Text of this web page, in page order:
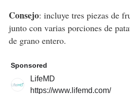
Consejo: incluye tres piezas de
junto con varias porciones de
de grano entero.